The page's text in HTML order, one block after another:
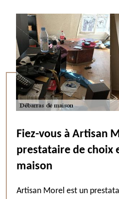
Fiez-vous à Artisan
prestataire de choix
maison
Artisan Morel est un